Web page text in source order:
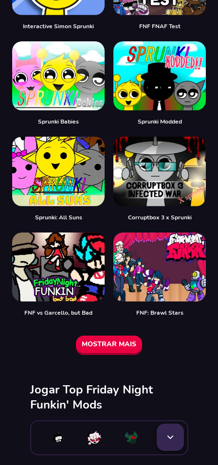
Interactive Simon Sprunki FNF FNAF Test
Sprunki Babies Sprunki Modded
Sprunki: All Suns Corruptbox 3 x Sprunki
FNF vs Garcello, but Bad FNF: Brawl Stars
MOSTRAR MAIS
Jogar Top Friday Night
Funkin' Mods